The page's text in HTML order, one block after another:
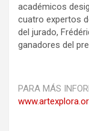
académicos
cuatro expertos
del jurado,
ganadores del
PARA MÁS